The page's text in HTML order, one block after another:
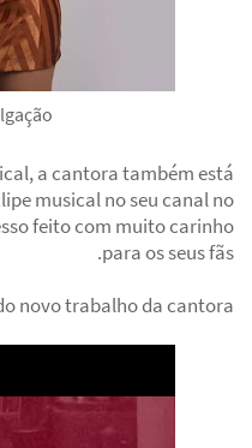
a cantora também está
musical no seu canal no
feito com muito carinho
para os seus fãs.
novo trabalho da cantora: